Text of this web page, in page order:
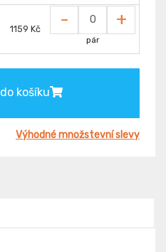
1159 Kč - +
pár
košíku
Výhodné množstevní slevy